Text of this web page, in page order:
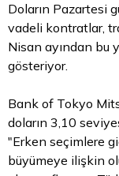
Doların Pazartesi
vadeli kontratlar,
Nisan ayından bu
gösteriyor.
Bank of Tokyo
doların 3,10
"Erken seçimlere
büyümeye ilişkin